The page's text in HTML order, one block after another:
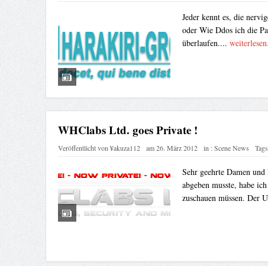
Jeder kennt es, die
oder Wie Ddos ich die
überlaufen....
WHClabs Ltd. goes Private !
Veröffentlicht von¥akuza112 am26. März 2012 in :Scene News
Sehr geehrte Damen
abgeben musste, habe
zuschauen müssen. Der